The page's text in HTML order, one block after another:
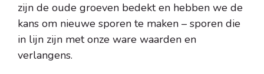
zijn de oude groeven bedekt en hebben we de
kans om nieuwe sporen te maken – sporen die
in lijn zijn met onze ware waarden en
verlangens.